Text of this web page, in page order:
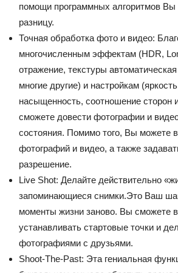
помощи программных алгоритмов Вы
разницу.
Точная обработка фото и видео:
многочисленным эффектам (HDR,
отражение, текстуры
многие другие) и настройкам
насыщенность, соотношение сторон
сможете довести фотографии и
состояния. Помимо того, Вы можете
фотографий и видео, а также
разрешение.
Live Shot: Делайте действительно
запоминающиеся снимки.Это Ваш
моменты жизни заново. Вы сможете
устанавливать стартовые точки и
фотографиями с друзьями.
Shoot-The-Past: Эта гениальная